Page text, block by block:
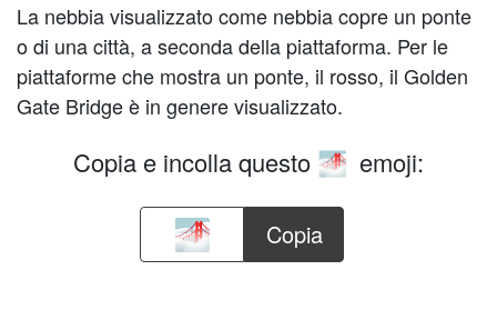
La nebbia visualizzato come nebbia copre un ponte
o di una città, a seconda della piattaforma. Per le
piattaforme che mostra un ponte, il rosso, il Golden
Gate Bridge è in genere visualizzato.
Copia e incolla questo 🌁 emoji:
Copia